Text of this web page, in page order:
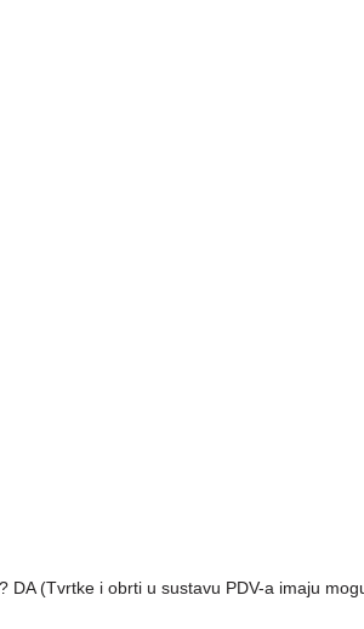
DA (Tvrtke i obrti u sustavu PDV-a imaju